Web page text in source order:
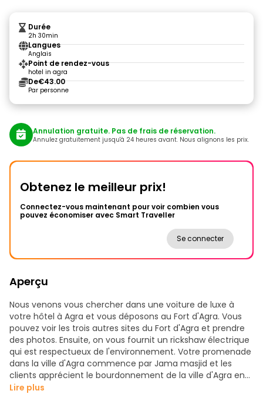
Durée
2h 30min
Langues
Anglais
Point de rendez-vous
hotel in agra
De€43.00
Par personne
Annulation gratuite. Pas de frais de réservation.
Annulez gratuitement jusqu'à 24 heures avant. Nous alignons les prix.
Obtenez le meilleur prix!
Connectez-vous maintenant pour voir combien vous
pouvez économiser avec Smart Traveller
Se connecter
Aperçu
Nous venons vous chercher dans une voiture de luxe à
votre hôtel à Agra et vous déposons au Fort d'Agra. Vous
pouvez voir les trois autres sites du Fort d'Agra et prendre
des photos. Ensuite, on vous fournit un rickshaw électrique
qui est respectueux de l'environnement. Votre promenade
dans la ville d'Agra commence par Jama masjid et les
clients apprécient le bourdonnement de la ville d'Agra en
se promenant dans les vieux bazars d'Agra. Votre guide
Lire plus